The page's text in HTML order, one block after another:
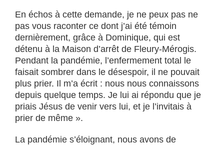
En échos à cette demande, je ne peux pas ne
pas vous raconter ce dont j’ai été témoin
dernièrement, grâce à Dominique, qui est
détenu à la Maison d’arrêt de Fleury-Mérogis.
Pendant la pandémie, l’enfermement total le
faisait sombrer dans le désespoir, il ne pouvait
plus prier. Il m’a écrit : nous nous connaissons
depuis quelque temps. Je lui ai répondu que je
priais Jésus de venir vers lui, et je l’invitais à
prier de même ».
La pandémie s’éloignant, nous avons de